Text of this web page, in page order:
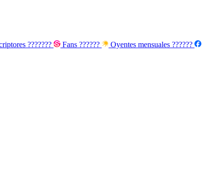
??????? Fans ?????? Oyentes mensuales ??????